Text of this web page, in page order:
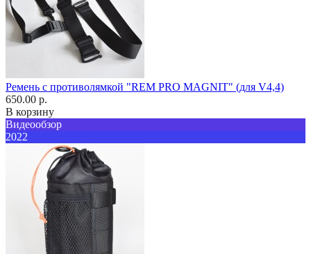
Ремень с противолямкой "REM PRO MAGNIT" (для V4,4)
650.00 р.
В корзину
Видеообзор
2022